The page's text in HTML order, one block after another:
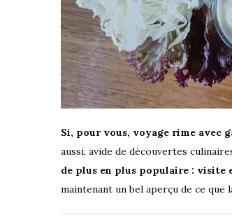
Si, pour vous, voyage rime avec
aussi, avide de découvertes
de plus en plus populaire : visite
maintenant un bel aperçu de ce